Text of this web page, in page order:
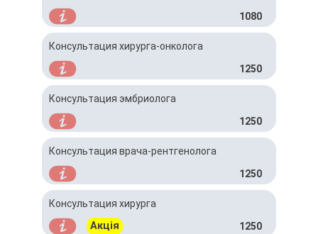
1080
Консультация хирурга-онколога
1250
Консультация эмбриолога
1250
Консультация врача-рентгенолога
1250
Консультация хирурга
Акція 1250